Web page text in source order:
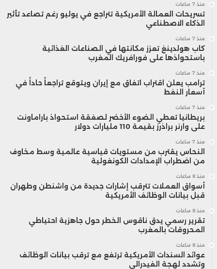
منذ 7 ساعات
تسريحات العمالة الأمريكية تتراجع في يوليو رغم تصاعد تأثير
الذكاء الاصطناعي
منذ 7 ساعات
كاب هولدينغ تعزز مكانتها في الصناعات الغذائية
باستحواذها على فورافريك المغرب
منذ 7 ساعات
ترامب يعلن اقتراب اتفاق مع إيران ويتوقع تراجعاً حاداً في
أسعار النفط
منذ 7 ساعات
بريطانيا تعطي الضوء الأخضر لصفقة استحواذ باراماونت
على وارنر براذرز بقيمة 110 مليارات دولار
منذ 7 ساعات
النحاس يقترب من مستويات قياسية عالمية وسط مخاوف
من اضطراب الإمدادات الكونغولية
منذ 8 ساعات
أسواق العملات تترقب إشارات جديدة من واشنطن وطهران
قبل بيانات الوظائف الأمريكية
منذ 8 ساعات
تقرير رسمي يدق ناقوس الخطر حول جاهزية احتياطي
المحروقات بالمغرب
منذ 8 ساعات
عوائد السندات الأمريكية ترتفع مع ترقب بيانات الوظائف
وتشدد لهجة الفيدرالي